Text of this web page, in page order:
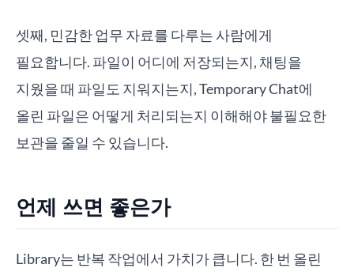
셋째, 민감한 업무 자료를 다루는 사람에게
필요합니다. 파일이 어디에 저장되는지, 채팅을
지웠을 때 파일도 지워지는지, Temporary Chat에
올린 파일은 어떻게 처리되는지 이해해야 불필요한
보관을 줄일 수 있습니다.
언제 쓰면 좋은가
Library는 반복 작업에서 가치가 큽니다. 한 번 올린